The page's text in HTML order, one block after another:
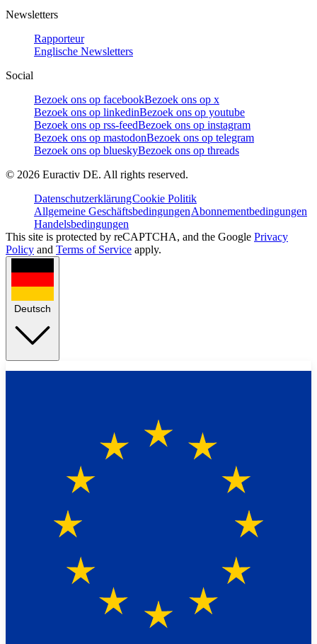
Newsletters
Rapporteur
Englische Newsletters
Social
Bezoek ons op facebookBezoek ons op x
Bezoek ons op linkedinBezoek ons op youtube
Bezoek ons op rss-feedBezoek ons op instagram
Bezoek ons op mastodonBezoek ons op telegram
Bezoek ons op blueskyBezoek ons op threads
© 2026 Euractiv DE. All rights reserved.
DatenschutzerklärungCookie Politik
Allgemeine GeschäftsbedingungenAbonnementbedingungen
Handelsbedingungen
This site is protected by reCAPTCHA, and the Google Privacy
Policy and Terms of Service apply.
Deutsch